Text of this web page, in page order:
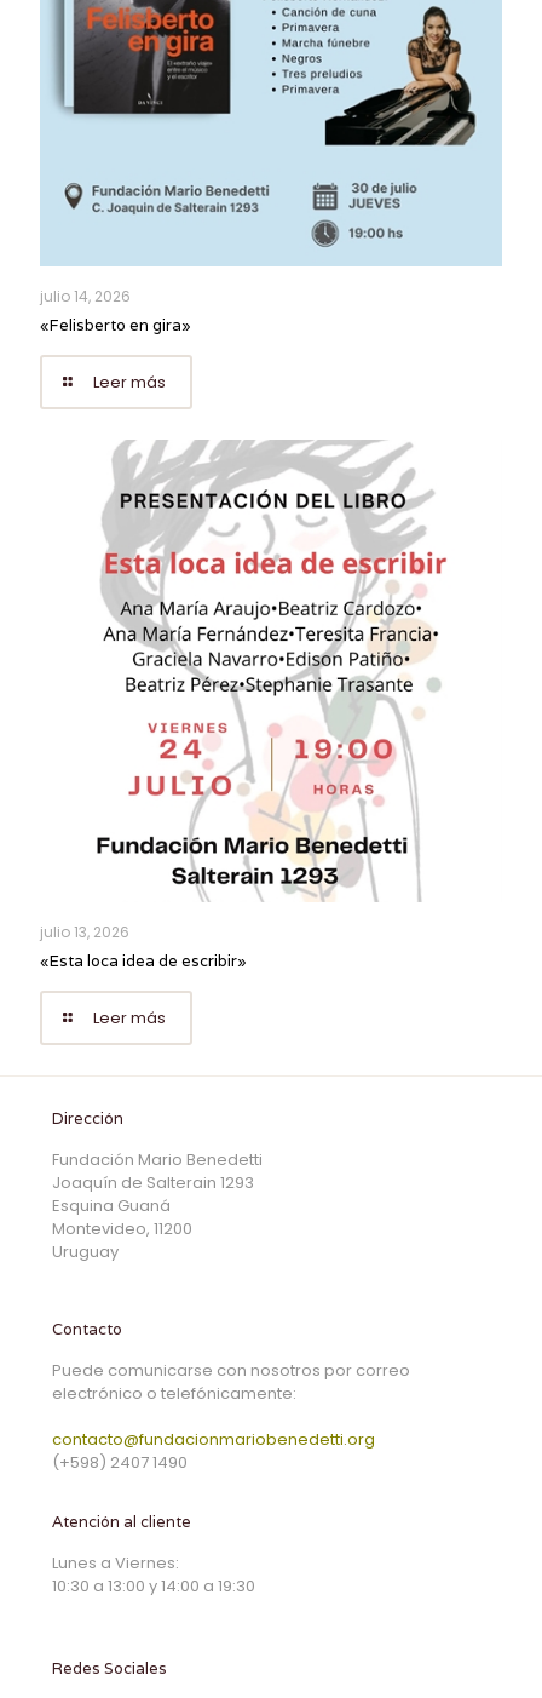
julio 14, 2026
«Felisberto en gira»
Leer más
julio 13, 2026
«Esta loca idea de escribir»
Leer más
Dirección
Fundación Mario Benedetti
Joaquín de Salterain 1293
Esquina Guaná
Montevideo, 11200
Uruguay
Contacto
Puede comunicarse con nosotros por correo
electrónico o telefónicamente:
contacto@fundacionmariobenedetti.org
(+598) 2407 1490
Atención al cliente
Lunes a Viernes:
10:30 a 13:00 y 14:00 a 19:30
Redes Sociales